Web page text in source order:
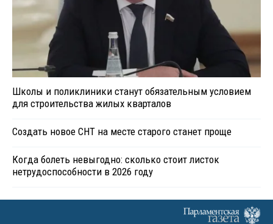
Школы и поликлиники станут обязательным условием
для строительства жилых кварталов
Создать новое СНТ на месте старого станет проще
Когда болеть невыгодно: сколько стоит листок
нетрудоспособности в 2026 году